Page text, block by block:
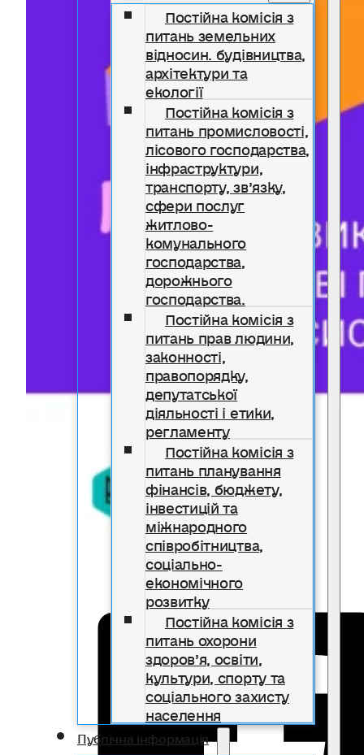
Постійна комісія з
питань земельних
відносин. будівництва,
архітектури та
екології
Постійна комісія з
питань промисловості,
лісового господарства,
інфраструктури,
транспорту, зв’язку,
сфери послуг
житлово-
комунального
господарства,
дорожнього
господарства.
Постійна комісія з
питань прав людини,
законності,
правопорядку,
депутатської
діяльності і етики,
регламенту
Постійна комісія з
питань планування
фінансів, бюджету,
інвестицій та
міжнародного
співробітництва,
соціально-
економічного
розвитку
Постійна комісія з
питань охорони
здоров’я, освіти,
культури, спорту та
соціального захисту
населення
Публічна інформація